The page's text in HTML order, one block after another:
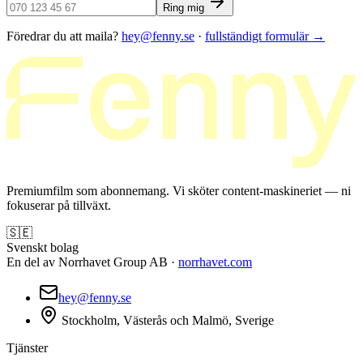
Ring mig
Föredrar du att maila? hey@fenny.se · fullständigt formulär→
Premiumfilm som abonnemang. Vi sköter content-maskineriet — ni
fokuserar på tillväxt.
🇸🇪
Svenskt bolag
En del av Norrhavet Group AB · norrhavet.com
hey@fenny.se
Stockholm, Västerås och Malmö, Sverige
Tjänster